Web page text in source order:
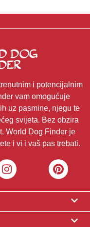
i potencijalnim
vam omogućuje
uz pasmine, njegu te
svijeta. Bez obzira
World Dog Finder je
i vi i vaš pas trebati.